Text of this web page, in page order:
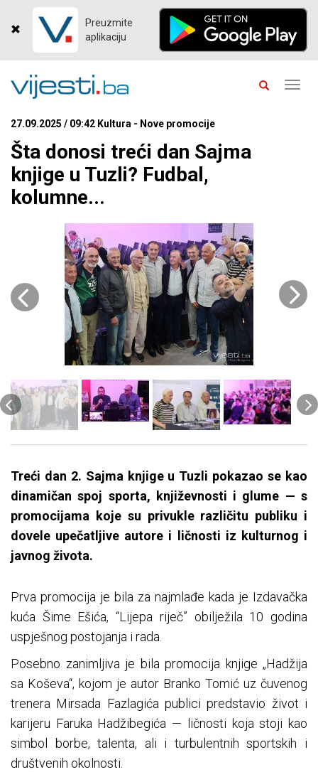
Preuzmite
aplikaciju
27.09.2025 / 09:42 Kultura - Nove promocije
Šta donosi treći dan Sajma
knjige u Tuzli? Fudbal,
kolumne...
Treći dan 2. Sajma knjige u Tuzli pokazao se kao
dinamičan spoj sporta, književnosti i glume — s
promocijama koje su privukle različitu publiku i
dovele upečatljive autore i ličnosti iz kulturnog i
javnog života.
Prva promocija je bila za najmlađe kada je Izdavačka
kuća Šime Ešića, “Lijepa riječ” obilježila 10 godina
uspješnog postojanja i rada.
Posebno zanimljiva je bila promocija knjige „Hadžija
sa Koševa“, kojom je autor Branko Tomić uz čuvenog
trenera Mirsada Fazlagića publici predstavio život i
karijeru Faruka Hadžibegića — ličnosti koja stoji kao
simbol borbe, talenta, ali i turbulentnih sportskih i
društvenih okolnosti.